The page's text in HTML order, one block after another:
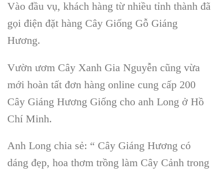
Vào đầu vụ, khách hàng từ nhiều tỉnh thành đã
gọi điện đặt hàng Cây Giống Gỗ Giáng
Hương.
Vườn ươm Cây Xanh Gia Nguyễn cũng vừa
mới hoàn tất đơn hàng online cung cấp 200
Cây Giáng Hương Giống cho anh Long ở Hồ
Chí Minh.
Anh Long chia sẻ: “ Cây Giáng Hương có
dáng đẹp, hoa thơm trồng làm Cây Cảnh trong